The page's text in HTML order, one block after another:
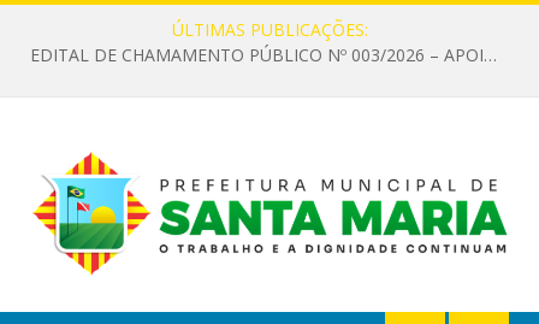
ÚLTIMAS PUBLICAÇÕES:
EDITAL DE CHAMAMENTO PÚBLICO Nº 003/2026 – APOIO À INFRAESTRUTURA CULTURAL